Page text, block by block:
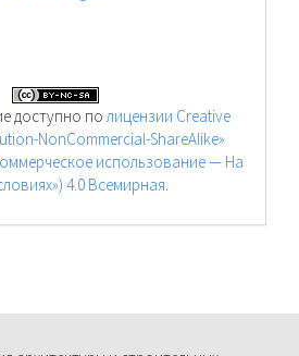
доступно полицензии Creative
NonCommercial-ShareAlike»
использование — На
4.0 Всемирная.